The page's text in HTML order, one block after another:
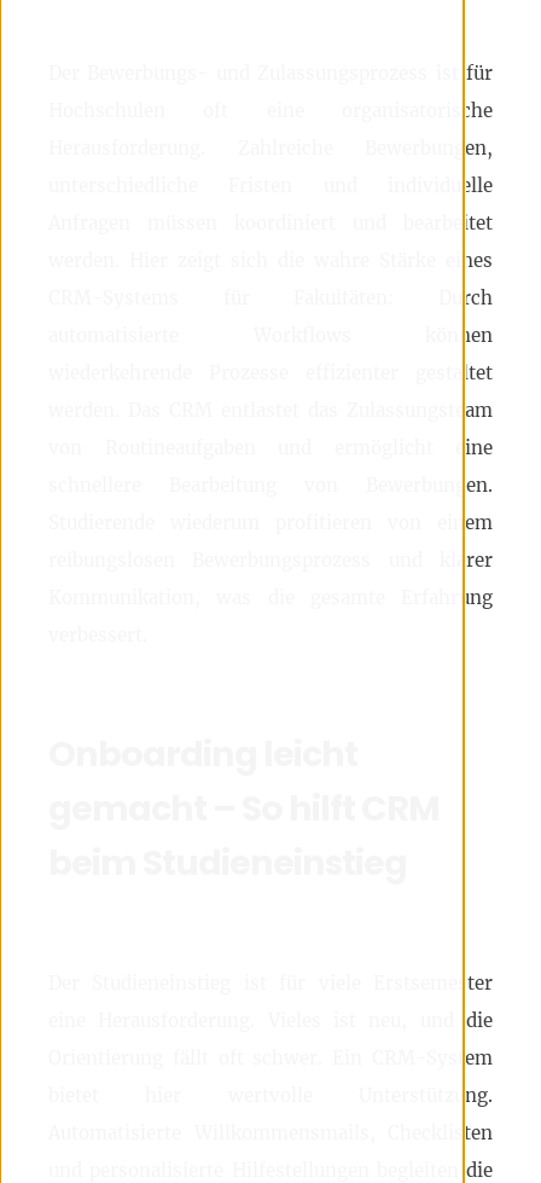
Der Bewerbungs- und Zulassungsprozess ist für
Hochschulen oft eine organisatorische
Herausforderung. Zahlreiche Bewerbungen,
unterschiedliche Fristen und individuelle
Anfragen müssen koordiniert und bearbeitet
werden. Hier zeigt sich die wahre Stärke eines
CRM-Systems für Fakultäten: Durch
automatisierte Workflows können
wiederkehrende Prozesse effizienter gestaltet
werden. Das CRM entlastet das Zulassungsteam
von Routineaufgaben und ermöglicht eine
schnellere Bearbeitung von Bewerbungen.
Studierende wiederum profitieren von einem
reibungslosen Bewerbungsprozess und klarer
Kommunikation, was die gesamte Erfahrung
Der Studieneinstieg ist für viele Erstsemester
eine Herausforderung. Vieles ist neu, und die
Orientierung fällt oft schwer. Ein CRM-System
bietet hier wertvolle Unterstützung.
Automatisierte Willkommensmails, Checklisten
und personalisierte Hilfestellungen begleiten die